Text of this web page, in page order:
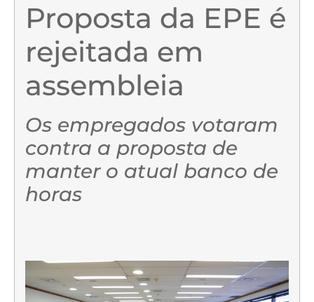
Proposta da EPE é
rejeitada em
assembleia
Os empregados votaram
contra a proposta de
manter o atual banco de
horas